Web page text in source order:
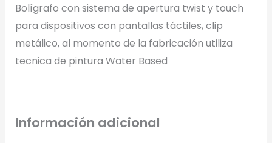
Bolígrafo con sistema de apertura twist y touch
para dispositivos con pantallas táctiles, clip
metálico, al momento de la fabricación utiliza
tecnica de pintura Water Based
Información adicional